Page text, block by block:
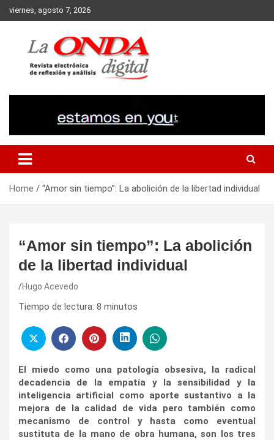
Skip
to
viernes, agosto 7, 2026
Home “Amor sin tiempo”: La abolición de la libertad individual
“Amor sin tiempo”: La abolición
de la libertad individual
Hugo Acevedo
Tiempo de lectura: 8 minutos
El miedo como una patología obsesiva, la radical
decadencia de la empatía y la sensibilidad y la
inteligencia artificial como aporte sustantivo a la
mejora de la calidad de vida pero también como
mecanismo de control y hasta como eventual
sustituta de la mano de obra humana, son los tres